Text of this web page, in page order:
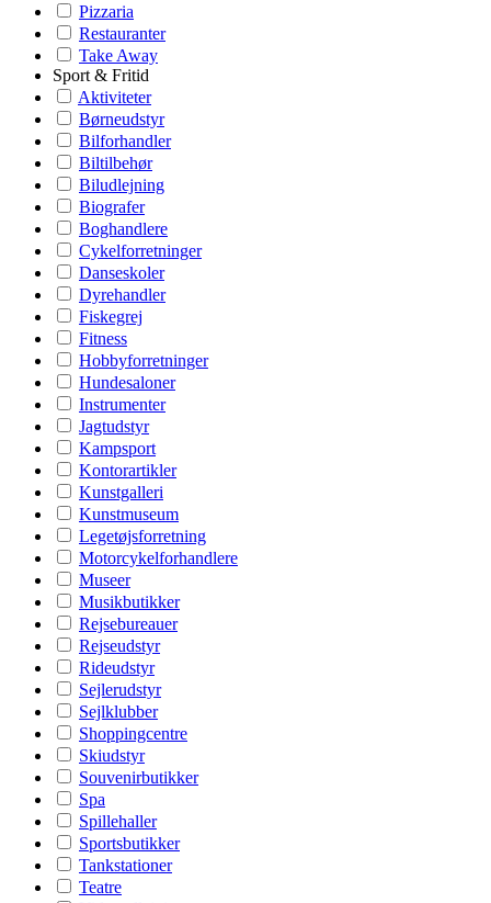
Pizzaria
Restauranter
Take Away
Sport & Fritid
Aktiviteter
Børneudstyr
Bilforhandler
Biltilbehør
Biludlejning
Biografer
Boghandlere
Cykelforretninger
Danseskoler
Dyrehandler
Fiskegrej
Fitness
Hobbyforretninger
Hundesaloner
Instrumenter
Jagtudstyr
Kampsport
Kontorartikler
Kunstgalleri
Kunstmuseum
Legetøjsforretning
Motorcykelforhandlere
Museer
Musikbutikker
Rejsebureauer
Rejseudstyr
Rideudstyr
Sejlerudstyr
Sejlklubber
Shoppingcentre
Skiudstyr
Souvenirbutikker
Spa
Spillehaller
Sportsbutikker
Tankstationer
Teatre